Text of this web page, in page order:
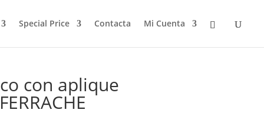
Special Price Contacta Mi Cuenta
con aplique